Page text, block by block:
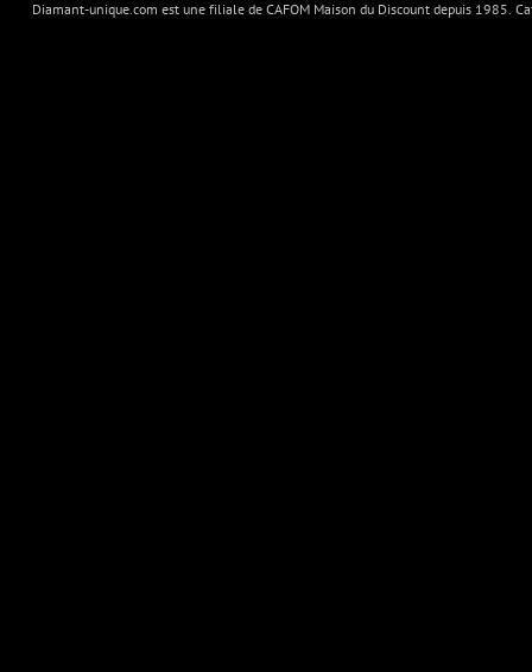
Diamant-unique.com est une filiale de CAFOM Maison du Discount depuis 1985.